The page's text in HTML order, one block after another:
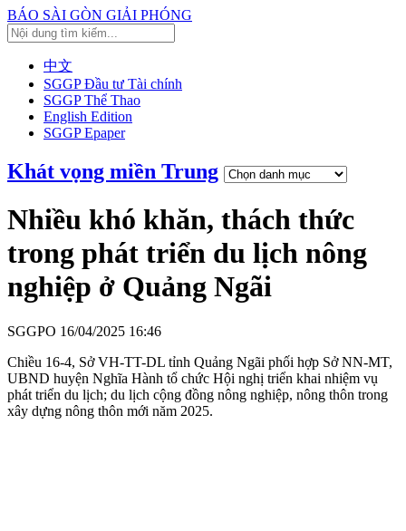
BÁO SÀI GÒN GIẢI PHÓNG
中文
SGGP Đầu tư Tài chính
SGGP Thể Thao
English Edition
SGGP Epaper
Khát vọng miền Trung
Nhiều khó khăn, thách thức
trong phát triển du lịch nông
nghiệp ở Quảng Ngãi
SGGPO 16/04/2025 16:46
Chiều 16-4, Sở VH-TT-DL tỉnh Quảng Ngãi phối hợp Sở NN-MT,
UBND huyện Nghĩa Hành tổ chức Hội nghị triển khai nhiệm vụ
phát triển du lịch; du lịch cộng đồng nông nghiệp, nông thôn trong
xây dựng nông thôn mới năm 2025.